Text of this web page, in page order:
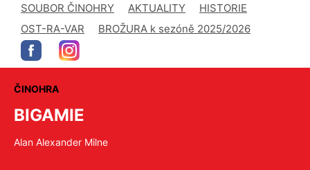
SOUBOR ČINOHRY
AKTUALITY
HISTORIE
OST-RA-VAR
BROŽURA k sezóně 2025/2026
ČINOHRA
BIGAMIE
Alan Alexander Milne